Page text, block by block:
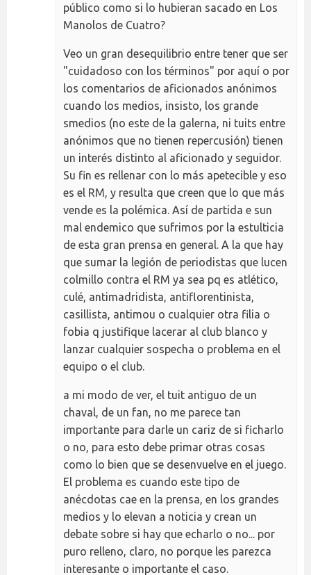
público como si lo hubieran sacado en Los
Manolos de Cuatro?
Veo un gran desequilibrio entre tener que ser
"cuidadoso con los términos" por aquí o por
los comentarios de aficionados anónimos
cuando los medios, insisto, los grande
smedios (no este de la galerna, ni tuits entre
anónimos que no tienen repercusión) tienen
un interés distinto al aficionado y seguidor.
Su fin es rellenar con lo más apetecible y eso
es el RM, y resulta que creen que lo que más
vende es la polémica. Así de partida e sun
mal endemico que sufrimos por la estulticia
de esta gran prensa en general. A la que hay
que sumar la legión de periodistas que lucen
colmillo contra el RM ya sea pq es atlético,
culé, antimadridista, antiflorentinista,
casillista, antimou o cualquier otra filia o
fobia q justifique lacerar al club blanco y
lanzar cualquier sospecha o problema en el
equipo o el club.
a mi modo de ver, el tuit antiguo de un
chaval, de un fan, no me parece tan
importante para darle un cariz de si ficharlo
o no, para esto debe primar otras cosas
como lo bien que se desenvuelve en el juego.
El problema es cuando este tipo de
anécdotas cae en la prensa, en los grandes
medios y lo elevan a noticia y crean un
debate sobre si hay que echarlo o no... por
puro relleno, claro, no porque les parezca
interesante o importante el caso.